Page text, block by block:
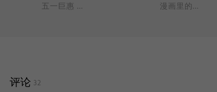
五一巨惠 Let's play
漫画里的灵魂BGM
评论 32